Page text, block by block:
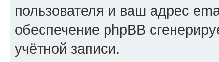
пользователя и ваш адрес
обеспечение phpBB
учётной записи.